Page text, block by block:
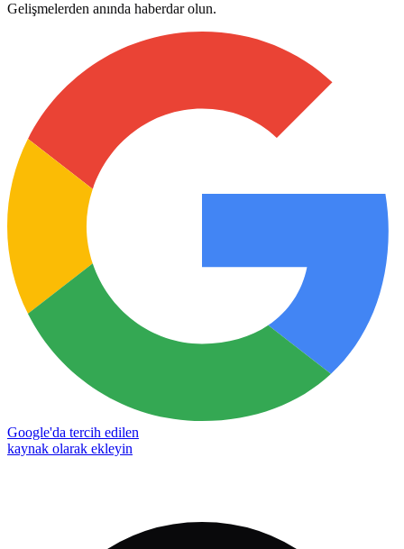
Gelişmelerden anında haberdar olun.
Google'da tercih edilen
kaynak olarak ekleyin